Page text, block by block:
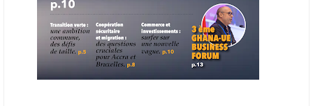
L'Asie-Pacifique et l'Europe pèsent chacune 35 % du tour de table,
devant le Moyen-Orient (25 %) et l'Afrique (5 %), selon le communiqué
de l'institution panafricaine, qui compte 48 pays membres.
ECHANGES AFRIQUE - UE